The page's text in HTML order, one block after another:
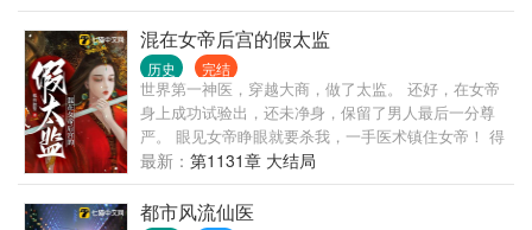
混在女帝后宫的假太监
历史 完结
世界第一神医，穿越大商，做了太监。 还好，在女帝
身上成功试验出，还未净身，保留了男人最后一分尊
严。 眼见女帝睁眼就要杀我，一手医术镇住女帝！ 得
留一条小命，却不在自己掌控之中。 后世而来的名
医，岂能稀里糊涂死掉？ 且看一代小太监，凭借前世
的知识力量，改变一个王朝。
最新： 第1131章 大结局
都市风流仙医